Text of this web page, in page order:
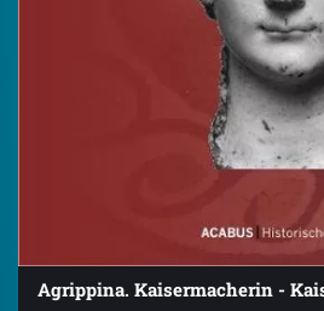
Agrippina. Kaisermacherin -